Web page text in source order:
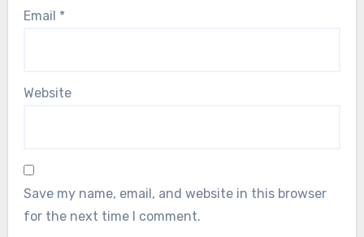
Email *
Website
Save my name, email, and website in this browser
for the next time I comment.